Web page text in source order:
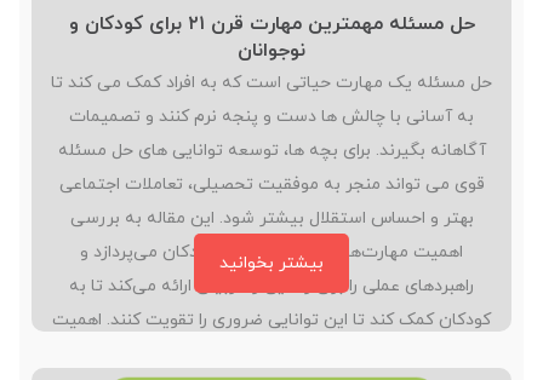
حل مسئله مهمترین مهارت قرن ۲۱ برای کودکان و
نوجوانان
حل مسئله یک مهارت حیاتی است که به افراد کمک می کند تا
به آسانی با چالش ها دست و پنجه نرم کنند و تصمیمات
آگاهانه بگیرند. برای بچه ها، توسعه توانایی های حل مسئله
قوی می تواند منجر به موفقیت تحصیلی، تعاملات اجتماعی
بهتر و احساس استقلال بیشتر شود. این مقاله به بررسی
اهمیت مهارت‌های حل مسئله برای کودکان می‌پردازد و
راهبردهای عملی را برای والدین و مربیان ارائه می‌کند تا به
کودکان کمک کند تا این توانایی‌ ضروری را تقویت کنند. اهمیت
بیشتر بخوانید